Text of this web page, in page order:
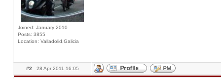
Joined: January 2010
Posts: 3855
Location: Valladolid,Galicia
#2 28 Apr 2011 16:05